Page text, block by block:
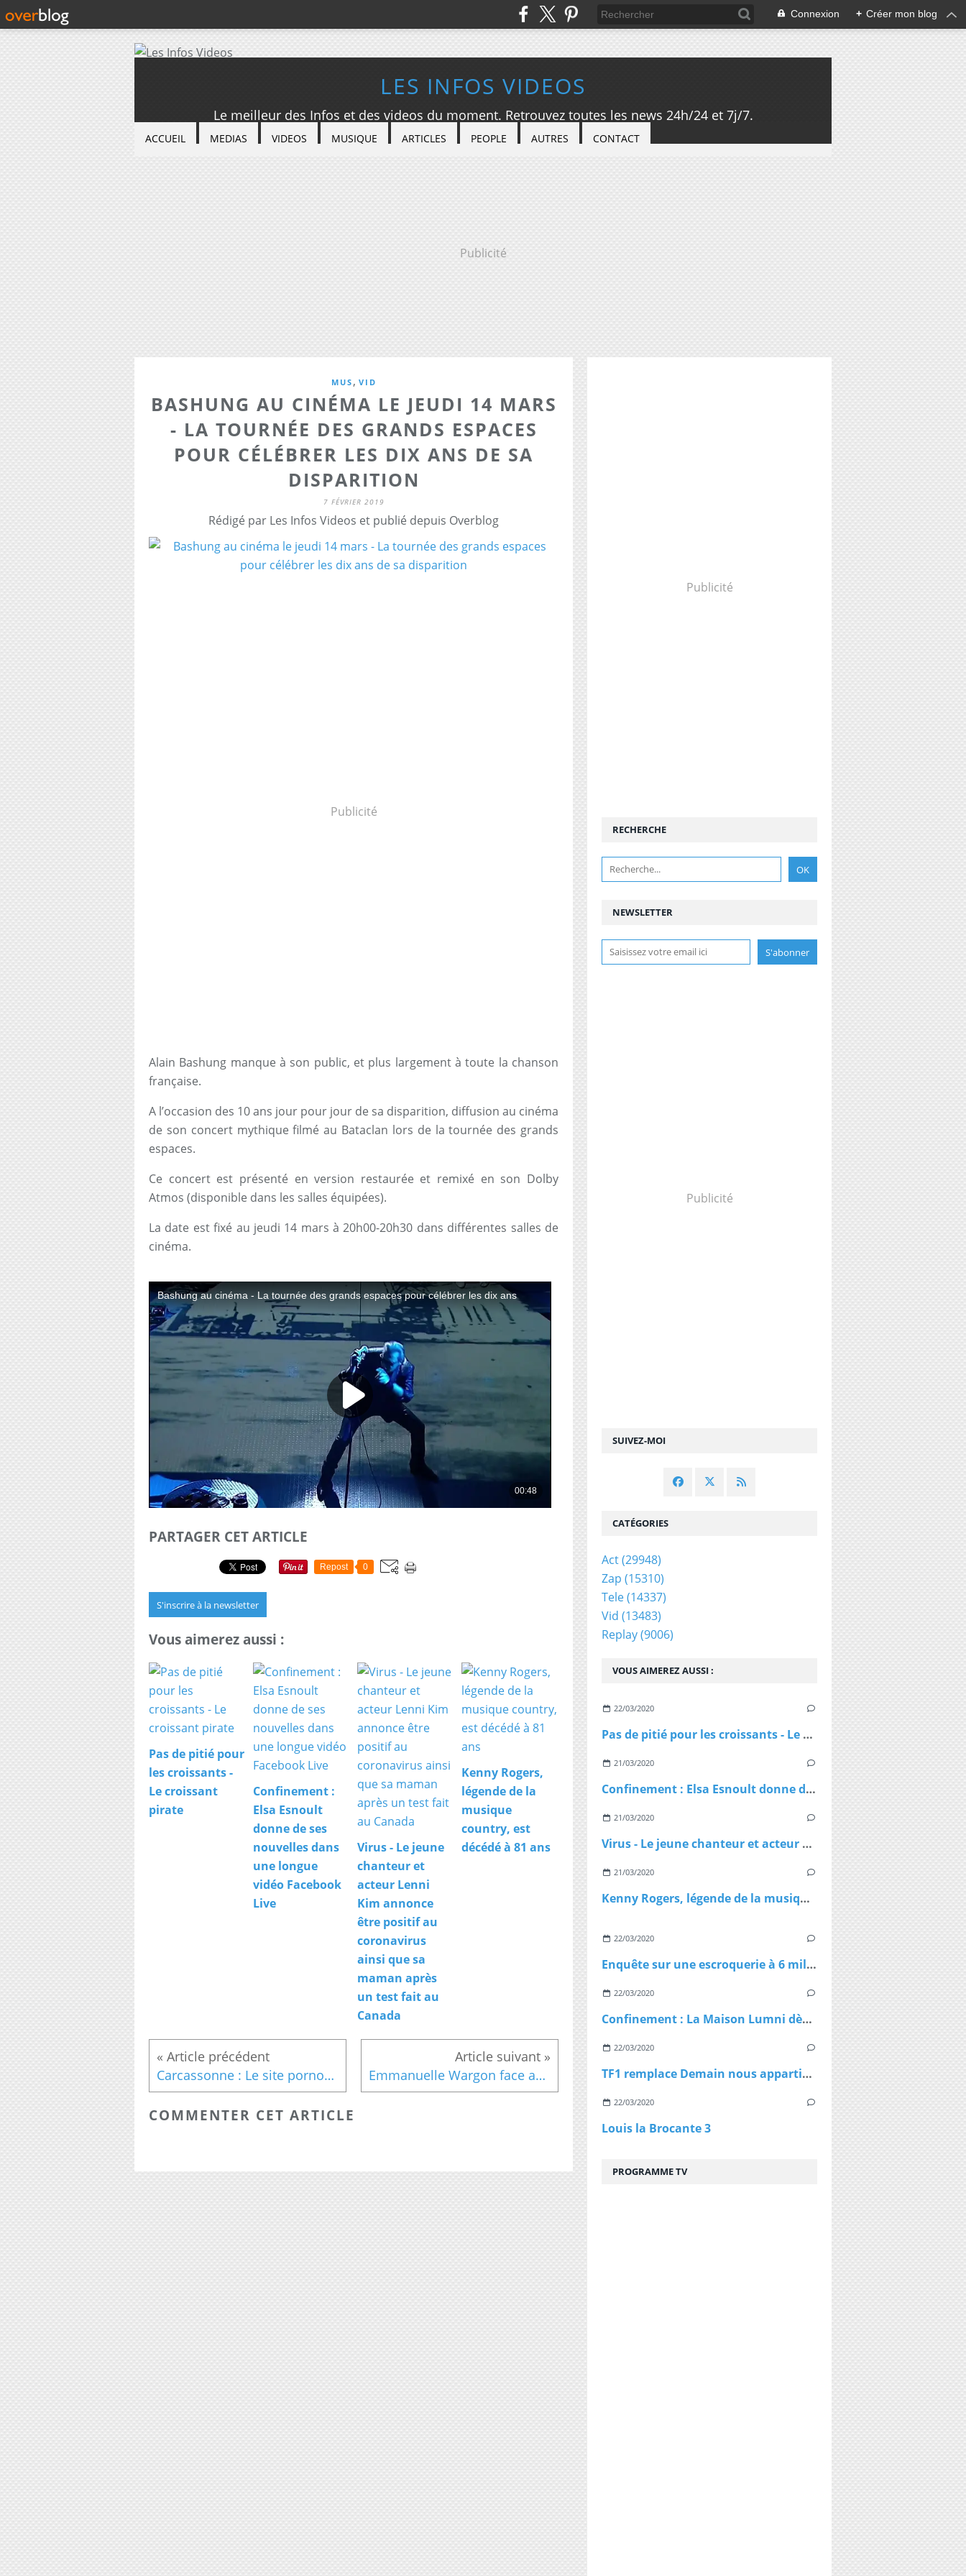
Connexion + Créer mon blog
LES INFOS VIDEOS
Le meilleur des Infos et des videos du moment. Retrouvez toutes les news 24h/24 et 7j/7.
ACCUEIL MEDIAS VIDEOS MUSIQUE ARTICLES PEOPLE AUTRES CONTACT
Publicité
MUS , VID
BASHUNG AU CINÉMA LE JEUDI 14 MARS
- LA TOURNÉE DES GRANDS ESPACES
POUR CÉLÉBRER LES DIX ANS DE SA
DISPARITION
7 FÉVRIER 2019
Rédigé par Les Infos Videos et publié depuis Overblog
Publicité
Alain Bashung manque à son public, et plus largement à toute la chanson
française.
A l’occasion des 10 ans jour pour jour de sa disparition, diffusion au cinéma
de son concert mythique filmé au Bataclan lors de la tournée des grands
espaces.
Ce concert est présenté en version restaurée et remixé en son Dolby
Atmos (disponible dans les salles équipées).
La date est fixé au jeudi 14 mars à 20h00-20h30 dans différentes salles de
cinéma.
PARTAGER CET ARTICLE
Repost 0
S'inscrire à la newsletter
Vous aimerez aussi :
Pas de pitié pour
les croissants -
Le croissant
pirate
Confinement :
Elsa Esnoult
donne de ses
nouvelles dans
une longue
vidéo Facebook
Live
Virus - Le jeune
chanteur et
acteur Lenni
Kim annonce
être positif au
coronavirus
ainsi que sa
maman après
un test fait au
Canada
Kenny Rogers,
légende de la
musique
country, est
décédé à 81 ans
Carcassonne : Le site pornographique Jacquie et Michel sponsorisera un match de l'US Carcassonne Emmanuelle Wargon face aux «gilets jaunes»
COMMENTER CET ARTICLE
Publicité
NEWSLETTER
SUIVEZ-MOI
RECHERCHE
Publicité
VOUS AIMEREZ AUSSI :
22/03/2020
Pas de pitié pour les croissants - Le croissant pirate
21/03/2020
Confinement : Elsa Esnoult donne de ses nouvelles dans une longue vidéo Facebook Live
21/03/2020
Virus - Le jeune chanteur et acteur Lenni Kim annonce être positif au coronavirus ainsi que sa maman après un test fait au Canada
21/03/2020
Kenny Rogers, légende de la musique country, est décédé à 81 ans
22/03/2020
Enquête sur une escroquerie à 6 millions d'euros de masques et de gel
22/03/2020
Confinement : La Maison Lumni dès lundi à 9h sur les chaines de France Télévisions
22/03/2020
TF1 remplace Demain nous appartient par Sept à Huit, dès lundi à 19h05 le temps du confinement
22/03/2020
Louis la Brocante 3
CATÉGORIES
Act(29948)
Zap (15310)
Tele(14337)
Vid (13483)
Replay(9006)
PROGRAMME TV